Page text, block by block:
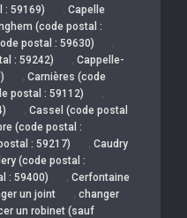
: 59169) , Capelle
(code postal :
postal : 59630) ,
: 59242) , Cappelle-
, Carnières (code
postal : 59112) ,
, Cassel (code postal
(code postal :
: 59217) , Caudry
(code postal :
: 59400) , Cerfontaine
un joint , changer
un robinet (sauf